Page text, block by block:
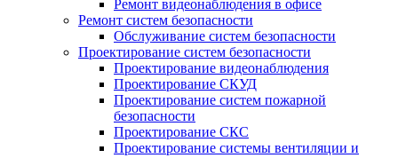
Ремонт видеонаблюдения в офисе
Ремонт систем безопасности
Обслуживание систем безопасности
Проектирование систем безопасности
Проектирование видеонаблюдения
Проектирование СКУД
Проектирование систем пожарной
безопасности
Проектирование СКС
Проектирование системы вентиляции и